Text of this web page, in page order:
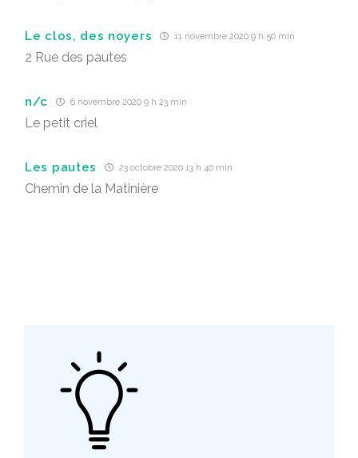
Le clos, des noyers 11 novembre 2020 9 h 50 min
2 Rue des pautes
n/c 6 novembre 2020 9 h 23 min
Le petit criel
Les pautes 23 octobre 2020 13 h 40 min
Chemin de la Matinière